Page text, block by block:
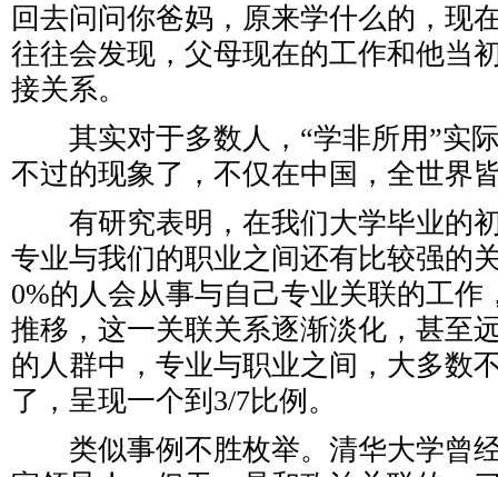
回去问问你爸妈，原来学什么的，现
往往会发现，父母现在的工作和他当
接关系。
其实对于多数人，“学非所用”实
不过的现象了，不仅在中国，全世界
有研究表明，在我们大学毕业的
专业与我们的职业之间还有比较强的
0%的人会从事与自己专业关联的工作
推移，这一关联关系逐渐淡化，甚至
的人群中，专业与职业之间，大多数
了，呈现一个到3/7比例。
类似事例不胜枚举。清华大学曾